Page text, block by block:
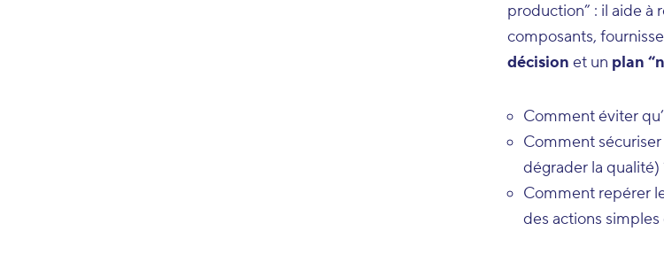
production” : il aide à
composants,
décision et un plan
Comment éviter
Comment
dégrader la qualité)
Comment repérer
des actions simples